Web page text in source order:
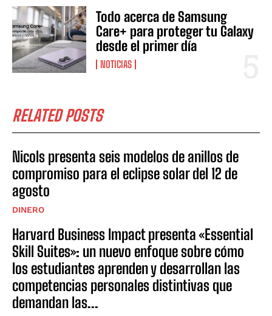
Todo acerca de Samsung
Care+ para proteger tu Galaxy
desde el primer día
NOTICIAS
RELATED POSTS
Nicols presenta seis modelos de anillos de
compromiso para el eclipse solar del 12 de
agosto
DINERO
Harvard Business Impact presenta «Essential
Skill Suites»: un nuevo enfoque sobre cómo
los estudiantes aprenden y desarrollan las
competencias personales distintivas que
demandan las...